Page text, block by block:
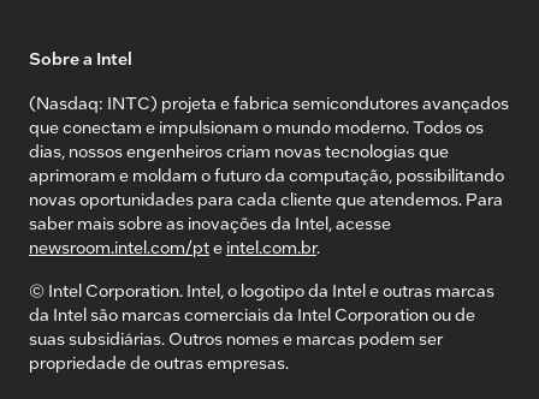
Sobre a Intel
(Nasdaq: INTC) projeta e fabrica semicondutores avançados
que conectam e impulsionam o mundo moderno. Todos os
dias, nossos engenheiros criam novas tecnologias que
aprimoram e moldam o futuro da computação, possibilitando
novas oportunidades para cada cliente que atendemos. Para
saber mais sobre as inovações da Intel, acesse
newsroom.intel.com/pte intel.com.br.
© Intel Corporation. Intel, o logotipo da Intel e outras marcas
da Intel são marcas comerciais da Intel Corporation ou de
suas subsidiárias. Outros nomes e marcas podem ser
propriedade de outras empresas.